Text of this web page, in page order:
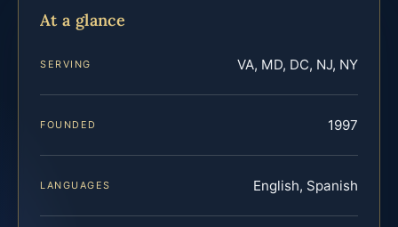
At a glance
SERVING VA, MD, DC, NJ, NY
FOUNDED 1997
LANGUAGES English, Spanish